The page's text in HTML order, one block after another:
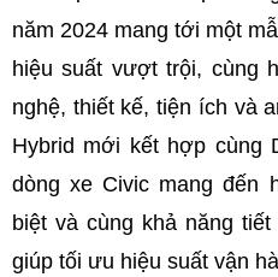
năm 2024 mang tới một
hiệu suất vượt trội, cùng
nghệ, thiết kế, tiện ích và
Hybrid mới kết hợp cùng
dòng xe Civic mang đến
biệt và cùng khả năng
giúp tối ưu hiệu suất vận